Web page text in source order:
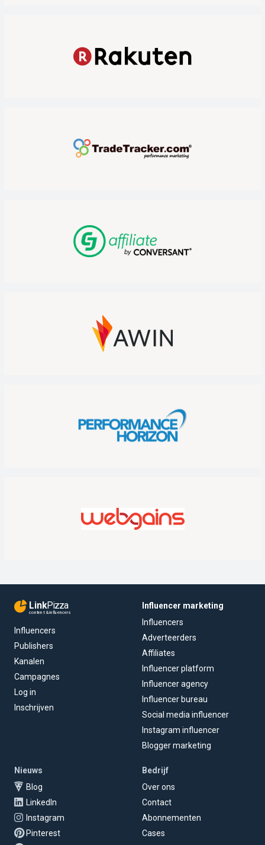
LinkPizza
content & influencers
Influencers
Publishers
Kanalen
Campagnes
Log in
Inschrijven
Influencer marketing
Influencers
Adverteerders
Affiliates
Influencer platform
Influencer agency
Influencer bureau
Social media influencer
Instagram influencer
Blogger marketing
Nieuws
Blog
LinkedIn
Instagram
Pinterest
Bedrijf
Over ons
Contact
Abonnementen
Cases